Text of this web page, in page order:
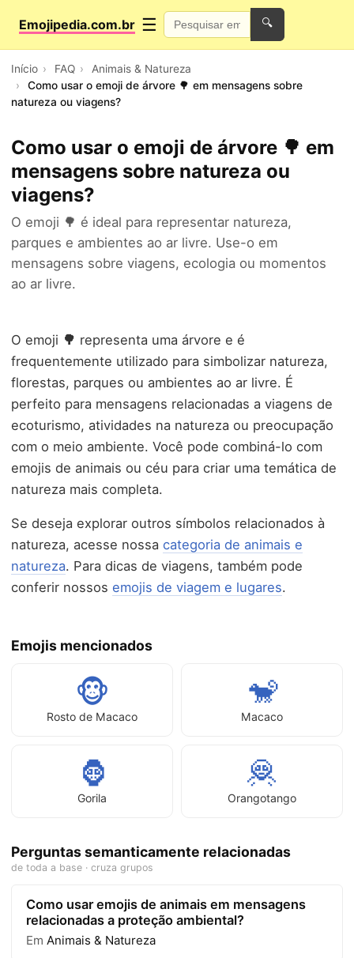
Emojipedia.com.br ☰ 🔍
Início FAQ
Animais & Natureza
Como usar o emoji de árvore 🌳 em mensagens sobre
natureza ou viagens?
Como usar o emoji de árvore 🌳 em
mensagens sobre natureza ou
viagens?
O emoji 🌳 é ideal para representar natureza,
parques e ambientes ao ar livre. Use-o em
mensagens sobre viagens, ecologia ou momentos
ao ar livre.
O emoji 🌳 representa uma árvore e é
frequentemente utilizado para simbolizar natureza,
florestas, parques ou ambientes ao ar livre. É
perfeito para mensagens relacionadas a viagens de
ecoturismo, atividades na natureza ou preocupação
com o meio ambiente. Você pode combiná-lo com
emojis de animais ou céu para criar uma temática de
natureza mais completa.
Se deseja explorar outros símbolos relacionados à
natureza, acesse nossa categoria de animais e
natureza. Para dicas de viagens, também pode
conferir nossos emojis de viagem e lugares.
Emojis mencionados
🐵
Rosto de Macaco
🐒
Macaco
🦍
Gorila
🦧
Orangotango
Perguntas semanticamente relacionadas
de toda a base · cruza grupos
Como usar emojis de animais em mensagens
relacionadas a proteção ambiental?
Em Animais & Natureza